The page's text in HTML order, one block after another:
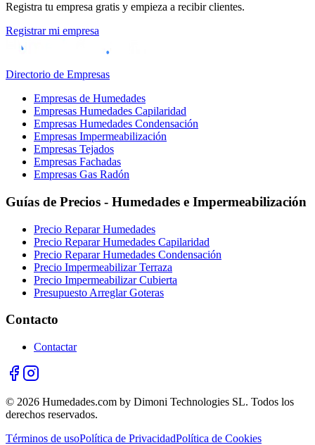
Registra tu empresa gratis y empieza a recibir clientes.
Registrar mi empresa
Directorio de Empresas
Empresas de Humedades
Empresas Humedades Capilaridad
Empresas Humedades Condensación
Empresas Impermeabilización
Empresas Tejados
Empresas Fachadas
Empresas Gas Radón
Guías de Precios - Humedades e Impermeabilización
Precio Reparar Humedades
Precio Reparar Humedades Capilaridad
Precio Reparar Humedades Condensación
Precio Impermeabilizar Terraza
Precio Impermeabilizar Cubierta
Presupuesto Arreglar Goteras
Contacto
Contactar
© 2026 Humedades.com by Dimoni Technologies SL. Todos los
derechos reservados.
Términos de usoPolítica de PrivacidadPolítica de Cookies